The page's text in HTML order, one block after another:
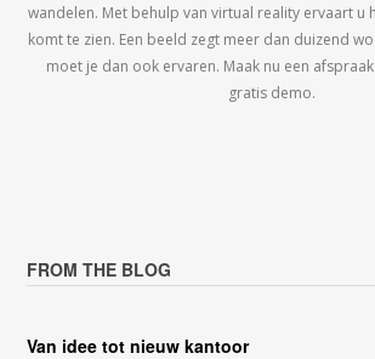
wandelen. Met behulp van virtual reality ervaart u
komt te zien. Een beeld zegt meer dan duizend
moet je dan ook ervaren. Maak nu een
gratis demo.
FROM THE BLOG
Van idee tot nieuw kantoor